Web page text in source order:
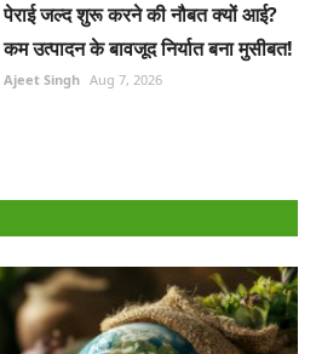
पेराई जल्द शुरू करने की नौबत क्यों आई?
कम उत्पादन के बावजूद निर्यात बना मुसीबत!
Ajeet Singh Aug 7, 2026